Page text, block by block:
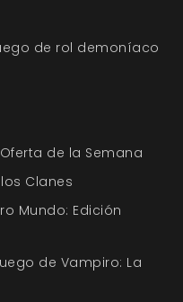
de rol demoníaco
de la Semana
Clanes
Mundo: Edición
de Vampiro: La